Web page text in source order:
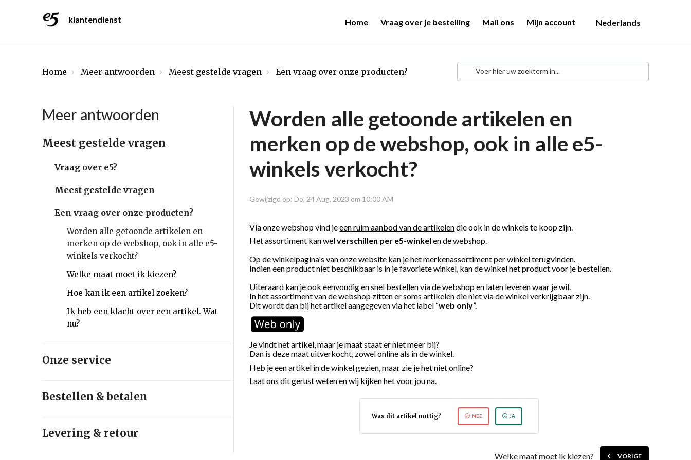
klantendienst Home Vraag over je bestelling Mail ons Mijn account Nederlands
Home Meer antwoorden Meest gestelde vragen Een vraag over onze producten?
Meer antwoorden
Meest gestelde vragen
Vraag over e5?
Meest gestelde vragen
Een vraag over onze producten?
Worden alle getoonde artikelen en
merken op de webshop, ook in alle e5-
winkels verkocht?
Welke maat moet ik kiezen?
Hoe kan ik een artikel zoeken?
Ik heb een klacht over een artikel. Wat
nu?
Onze service
Bestellen & betalen
Levering & retour
Worden alle getoonde artikelen en
merken op de webshop, ook in alle e5-
winkels verkocht?
Gewijzigd op: Do, 24 Aug, 2023 om 10:00 AM
Via onze webshop vind jeeen ruim aanbod van de artikelendie ook in de winkels te koop zijn.
Het assortiment kan welverschillen per e5-winkel en de webshop.
Op dewinkelpagina's van onze website kan je het merkenassortiment per winkel terugvinden.
Indien een product niet beschikbaar is in je favoriete winkel, kan de winkel het product voor je bestellen.
Uiteraard kan je ookeenvoudig en snel bestellen via de webshopen laten leveren waar je wil.
In het assortiment van de webshop zitten er soms artikelen die niet via de winkel verkrijgbaar zijn.
Dit wordt dan bij het artikel aangegeven via het label “web only”.
Je vindt het artikel, maar je maat staat er niet meer bij?
Dan is deze maat uitverkocht, zowel online als in de winkel.
Heb je een artikel in de winkel gezien, maar zie je het niet online?
Laat ons dit gerust weten en wij kijken het voor jou na.
Was dit artikel nuttig? NEE JA
Welke maat moet ik kiezen? VORIGE